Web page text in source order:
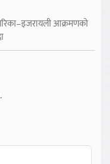
आक्रमणको